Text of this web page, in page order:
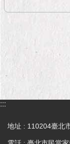
:::
地址 : 110204臺北